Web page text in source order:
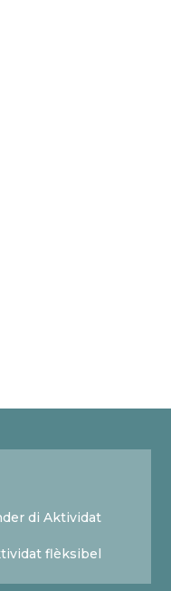
di Aktividat
flèksibel